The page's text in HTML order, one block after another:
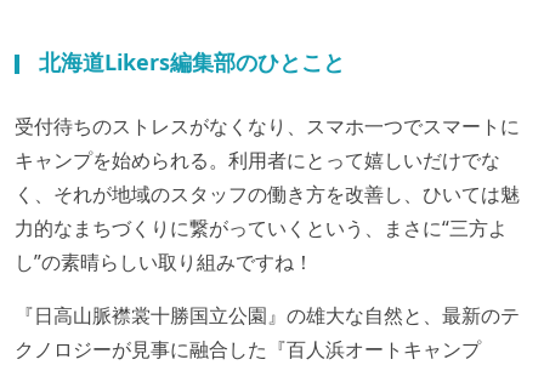
北海道Likers編集部のひとこと
受付待ちのストレスがなくなり、スマホ一つでスマートに
キャンプを始められる。利用者にとって嬉しいだけでな
く、それが地域のスタッフの働き方を改善し、ひいては魅
力的なまちづくりに繋がっていくという、まさに“三方よ
し”の素晴らしい取り組みですね！
『日高山脈襟裳十勝国立公園』の雄大な自然と、最新のテ
クノロジーが見事に融合した『百人浜オートキャンプ